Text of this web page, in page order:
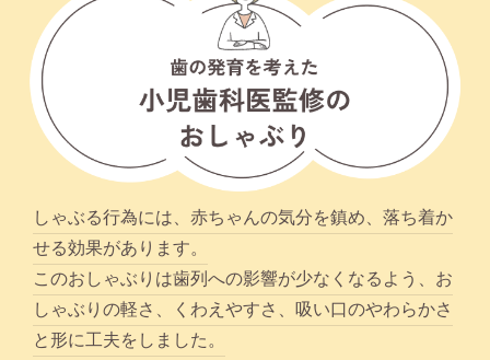
しゃぶる⾏為には、⾚ちゃんの気分を鎮め、落ち着か
せる効果があります。
このおしゃぶりは⻭列への影響が少なくなるよう、お
しゃぶりの軽さ、くわえやすさ、吸い⼝のやわらかさ
と形に⼯夫をしました。